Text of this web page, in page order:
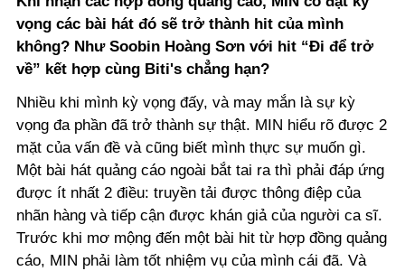
vọng các bài hát đó sẽ trở thành hit của mình
không? Như Soobin Hoàng Sơn với hit “Đi để trở
về” kết hợp cùng Biti's chẳng hạn?
Nhiều khi mình kỳ vọng đấy, và may mắn là sự kỳ
vọng đa phần đã trở thành sự thật. MIN hiểu rõ được 2
mặt của vấn đề và cũng biết mình thực sự muốn gì.
Một bài hát quảng cáo ngoài bắt tai ra thì phải đáp ứng
được ít nhất 2 điều: truyền tải được thông điệp của
nhãn hàng và tiếp cận được khán giả của người ca sĩ.
Trước khi mơ mộng đến một bài hit từ hợp đồng quảng
cáo, MIN phải làm tốt nhiệm vụ của mình cái đã. Và